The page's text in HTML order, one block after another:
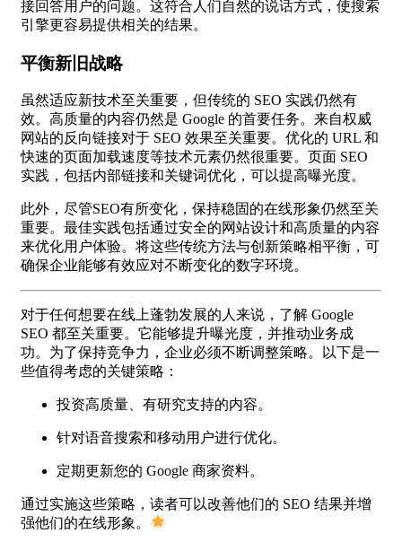
接回答用户的问题。这符合人们自然的说话方式，使搜索
引擎更容易提供相关的结果。
平衡新旧战略
虽然适应新技术至关重要，但传统的 SEO 实践仍然有
效。高质量的内容仍然是 Google 的首要任务。来自权威
网站的反向链接对于 SEO 效果至关重要。优化的 URL 和
快速的页面加载速度等技术元素仍然很重要。页面 SEO
实践，包括内部链接和关键词优化，可以提高曝光度。
此外，尽管SEO有所变化，保持稳固的在线形象仍然至关
重要。最佳实践包括通过安全的网站设计和高质量的内容
来优化用户体验。将这些传统方法与创新策略相平衡，可
确保企业能够有效应对不断变化的数字环境。
对于任何想要在线上蓬勃发展的人来说，了解 Google
SEO 都至关重要。它能够提升曝光度，并推动业务成
功。为了保持竞争力，企业必须不断调整策略。以下是一
些值得考虑的关键策略：
投资高质量、有研究支持的内容。
针对语音搜索和移动用户进行优化。
定期更新您的 Google 商家资料。
通过实施这些策略，读者可以改善他们的 SEO 结果并增
强他们的在线形象。